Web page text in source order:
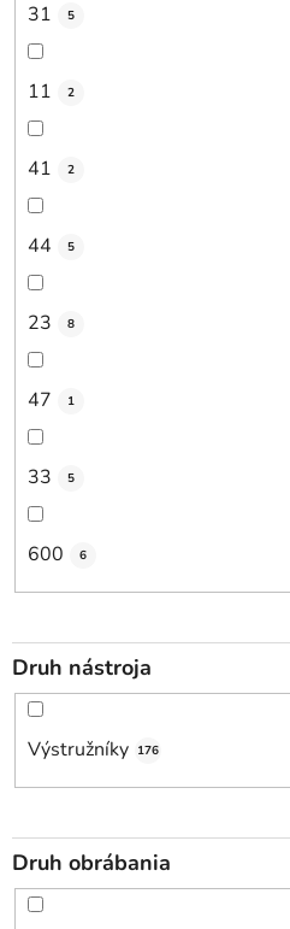
31 5
11 2
41 2
44 5
23 8
47 1
33 5
600 6
Druh nástroja
Výstružníky 176
Druh obrábania